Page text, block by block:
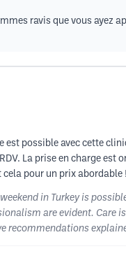
ravis que vous ayez
est possible avec cette
La prise en charge
pour un prix abordable
in Turkey is
are evident.
recommendations